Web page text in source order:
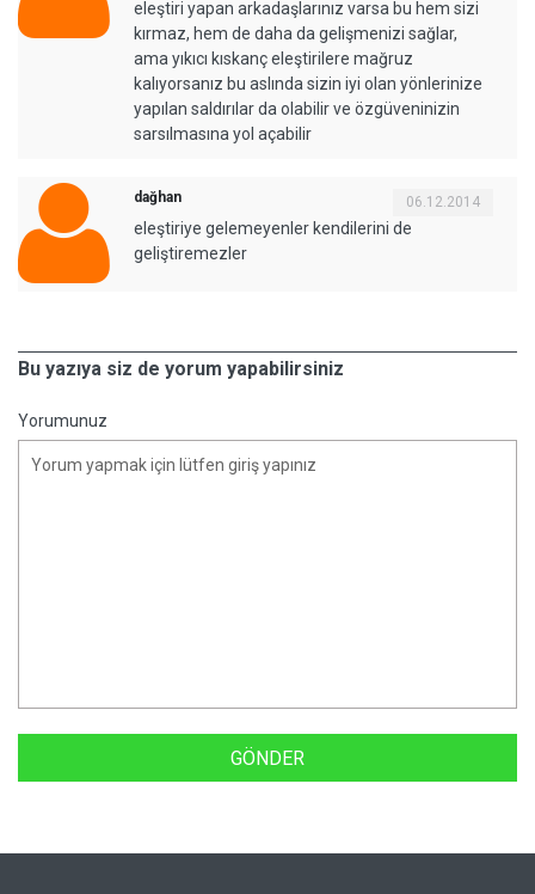
eleştiri yapan arkadaşlarınız varsa bu hem sizi
kırmaz, hem de daha da gelişmenizi sağlar,
ama yıkıcı kıskanç eleştirilere mağruz
kalıyorsanız bu aslında sizin iyi olan yönlerinize
yapılan saldırılar da olabilir ve özgüveninizin
sarsılmasına yol açabilir
dağhan 06.12.2014
eleştiriye gelemeyenler kendilerini de
geliştiremezler
Bu yazıya siz de yorum yapabilirsiniz
Yorumunuz